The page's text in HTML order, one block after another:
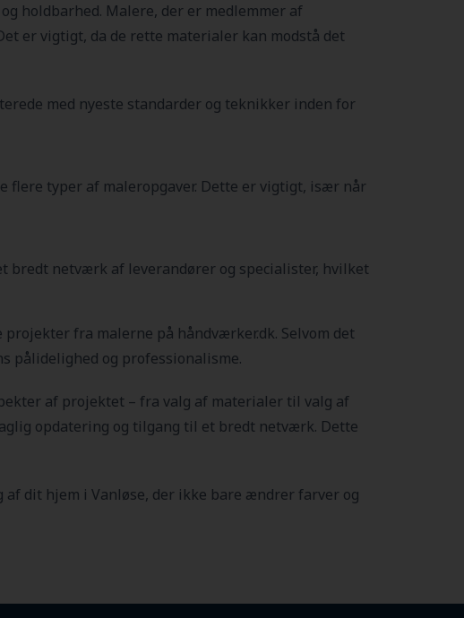
holdbarhed. Malere, der er medlemmer af
er vigtigt, da de rette materialer kan modstå det
med nyeste standarder og teknikker inden for
flere typer af maleropgaver. Dette er vigtigt, især når
bredt netværk af leverandører og specialister, hvilket
fra malerne på håndværker.dk. Selvom det
pålidelighed og professionalisme.
af projektet – fra valg af materialer til valg af
opdatering og tilgang til et bredt netværk. Dette
af dit hjem i Vanløse, der ikke bare ændrer farver og